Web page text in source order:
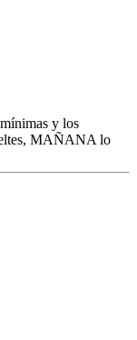
y los
MAÑANA lo